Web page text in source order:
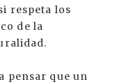
respeta los
de la
pensar que un